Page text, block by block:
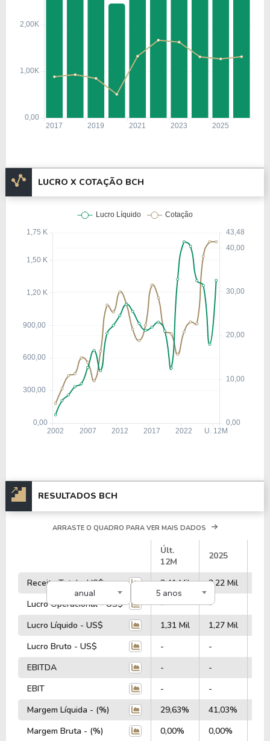
LUCRO X COTAÇÃO BCH
RESULTADOS BCH
anual 5 anos
ARRASTE O QUADRO PARA VER MAIS DADOS
Últ.
12M
2025
Receita Total - US$ 3,41 Mil 3,22 Mil
Lucro Operacional - US$
- -
Lucro Líquido - US$
1,31 Mil 1,27 Mil
Lucro Bruto - US$
- -
EBITDA
- -
EBIT
- -
Margem Líquida - (%)
29,63% 41,03%
Margem Bruta - (%)
0,00% 0,00%